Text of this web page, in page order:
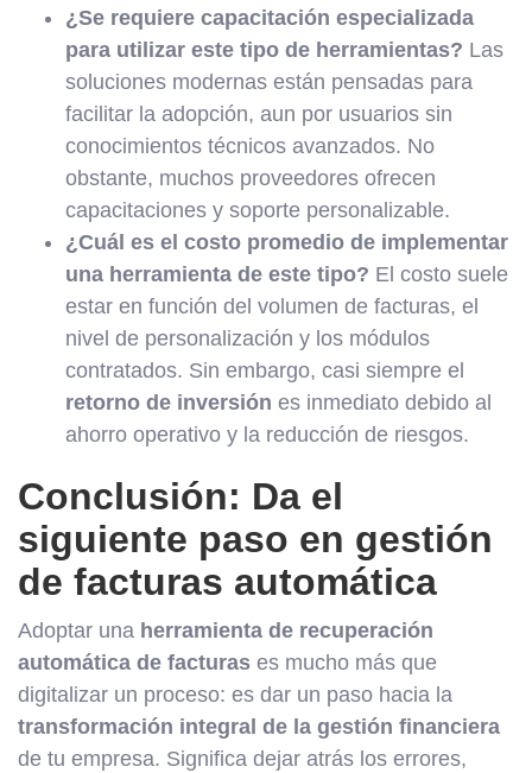
¿Se requiere capacitación especializada
para utilizar este tipo de herramientas? Las
soluciones modernas están pensadas para
facilitar la adopción, aun por usuarios sin
conocimientos técnicos avanzados. No
obstante, muchos proveedores ofrecen
capacitaciones y soporte personalizable.
¿Cuál es el costo promedio de implementar
una herramienta de este tipo? El costo suele
estar en función del volumen de facturas, el
nivel de personalización y los módulos
contratados. Sin embargo, casi siempre el
retorno de inversión es inmediato debido al
ahorro operativo y la reducción de riesgos.
Conclusión: Da el
siguiente paso en gestión
de facturas automática
Adoptar una herramienta de recuperación
automática de facturas es mucho más que
digitalizar un proceso: es dar un paso hacia la
transformación integral de la gestión financiera
de tu empresa. Significa dejar atrás los errores,